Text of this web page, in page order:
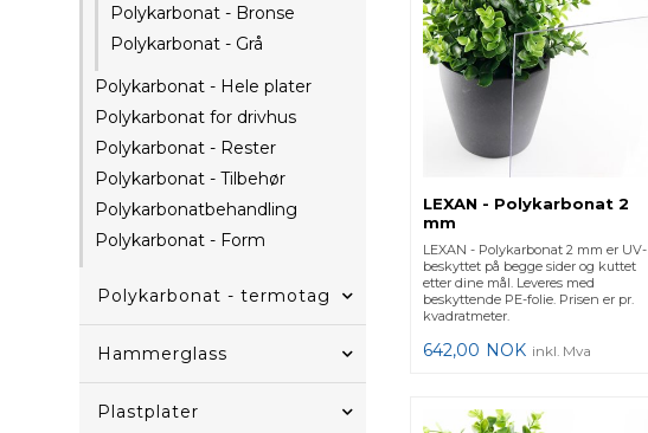
Polykarbonat - Bronse
Polykarbonat - Grå
Polykarbonat - Hele plater
Polykarbonat for drivhus
Polykarbonat - Rester
Polykarbonat - Tilbehør
Polykarbonatbehandling
Polykarbonat - Form
Polykarbonat - termotag
Hammerglass
Plastplater
LEXAN - Polykarbonat 2
mm
LEXAN - Polykarbonat 2 mm er UV-
beskyttet på begge sider og kuttet
etter dine mål. Leveres med
beskyttende PE-folie. Prisen er pr.
kvadratmeter.
642,00 NOK inkl. Mva